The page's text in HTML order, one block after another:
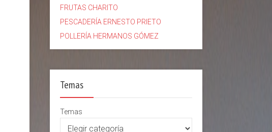
FRUTAS CHARITO
PESCADERÍA ERNESTO PRIETO
POLLERÍA HERMANOS GÓMEZ
Temas
Temas